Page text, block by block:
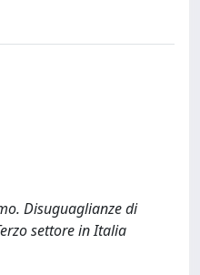
Disuguaglianze di
settore in Italia